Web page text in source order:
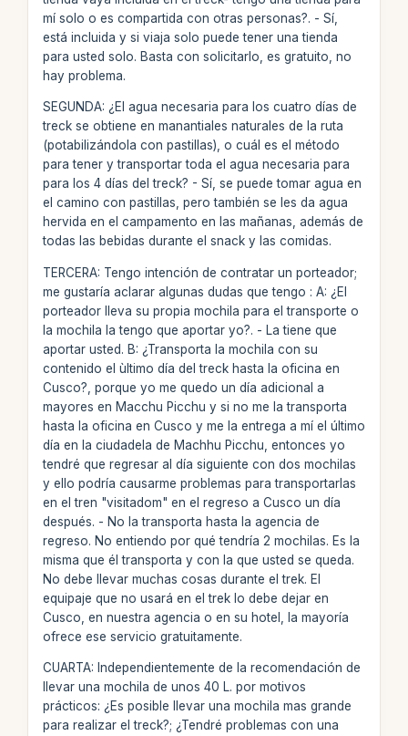
mí solo o es compartida con otras personas?. - Sí,
está incluida y si viaja solo puede tener una tienda
para usted solo. Basta con solicitarlo, es gratuito, no
hay problema.
SEGUNDA: ¿El agua necesaria para los cuatro días de
treck se obtiene en manantiales naturales de la ruta
(potabilizándola con pastillas), o cuál es el método
para tener y transportar toda el agua necesaria para
para los 4 días del treck? - Sí, se puede tomar agua en
el camino con pastillas, pero también se les da agua
hervida en el campamento en las mañanas, además de
todas las bebidas durante el snack y las comidas.
TERCERA: Tengo intención de contratar un porteador;
me gustaría aclarar algunas dudas que tengo : A: ¿El
porteador lleva su propia mochila para el transporte o
la mochila la tengo que aportar yo?. - La tiene que
aportar usted. B: ¿Transporta la mochila con su
contenido el ùltimo día del treck hasta la oficina en
Cusco?, porque yo me quedo un día adicional a
mayores en Macchu Picchu y si no me la transporta
hasta la oficina en Cusco y me la entrega a mí el último
día en la ciudadela de Machhu Picchu, entonces yo
tendré que regresar al día siguiente con dos mochilas
y ello podría causarme problemas para transportarlas
en el tren "visitadom" en el regreso a Cusco un día
después. - No la transporta hasta la agencia de
regreso. No entiendo por qué tendría 2 mochilas. Es la
misma que él transporta y con la que usted se queda.
No debe llevar muchas cosas durante el trek. El
equipaje que no usará en el trek lo debe dejar en
Cusco, en nuestra agencia o en su hotel, la mayoría
ofrece ese servicio gratuitamente.
CUARTA: Independientemente de la recomendación de
llevar una mochila de unos 40 L. por motivos
prácticos: ¿Es posible llevar una mochila mas grande
para realizar el treck?; ¿Tendré problemas con una